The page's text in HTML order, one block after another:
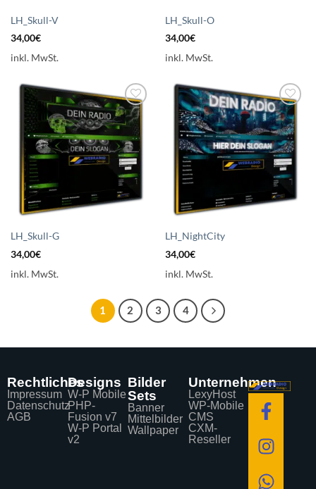
LH_Skull-V
34,00€
inkl. MwSt.
LH_Skull-O
34,00€
inkl. MwSt.
Auf die
Wunschliste
setzen
LH_Skull-G
34,00€
inkl. MwSt.
Auf die
Wunschliste
setzen
LH_NightCity
34,00€
inkl. MwSt.
1 2 3 4
Rechtliches
Impressum
Datenschutz
AGB
Designs
W-P Mobile
PHP-
Fusion v7
W-P Portal
v2
Bilder
Sets
Banner
Mittelbilder
Wallpaper
Unternehmen
LexyHost
WP-Mobile
CMS
CXM-
Reseller